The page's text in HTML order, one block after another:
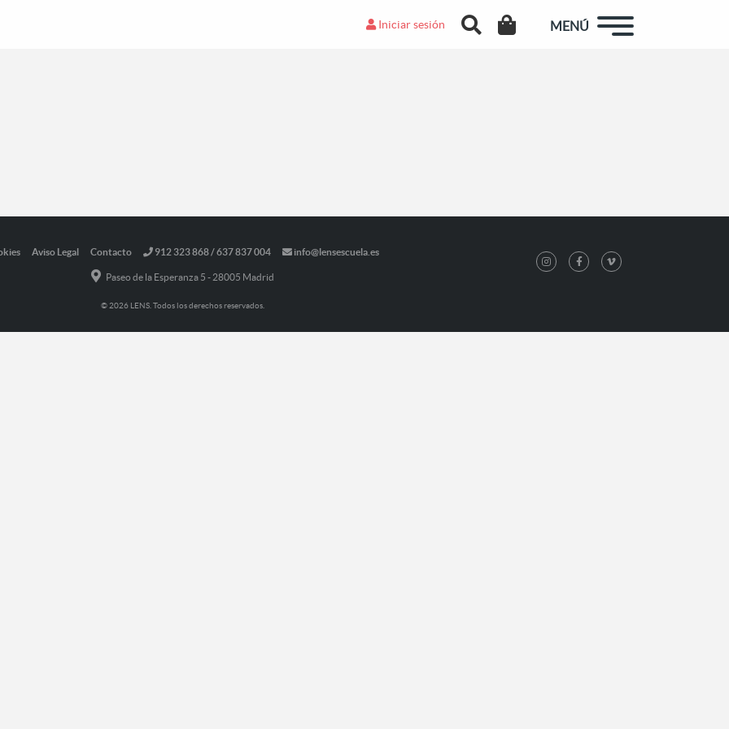
Iniciar sesión MENÚ
Aviso Legal Contacto 912 323 868 / 637 837 004 info@lensescuela.es
Paseo de la Esperanza 5 - 28005 Madrid
© 2026 LENS. Todos los derechos reservados.